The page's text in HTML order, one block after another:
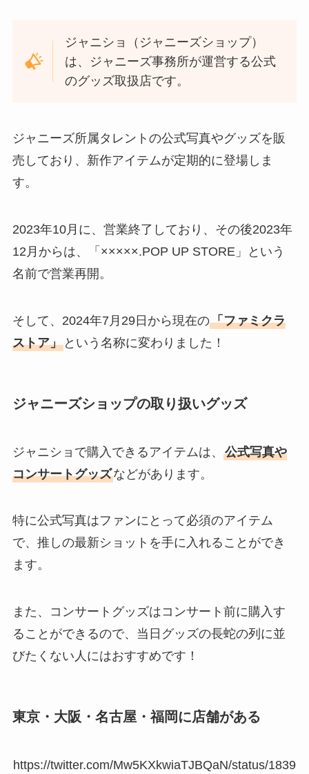
キンプリの買取はいくら？まんだ
らけ・ブックオフ・駿河屋などお
すすめの買取店は？
関ジャニのメンバーカラー一覧！
初期メンの色や黄色ピンク赤は
誰？決め方も紹介
ジャニショ（ジャニーズショップ）
は、ジャニーズ事務所が運営する公式
のグッズ取扱店です。
ジャニーズ所属タレントの公式写真やグッズを販
売しており、新作アイテムが定期的に登場しま
す。
2023年10月に、営業終了しており、その後2023年
12月からは、「×××××.POP UP STORE」という
名前で営業再開。
そして、2024年7月29日から現在の「ファミクラ
ストア」という名称に変わりました！
ジャニーズショップの取り扱いグッズ
ジャニショで購入できるアイテムは、 公式写真や
コンサートグッズなどがあります。
特に公式写真はファンにとって必須のアイテム
で、推しの最新ショットを手に入れることができ
ます。
また、コンサートグッズはコンサート前に購入す
ることができるので、当日グッズの長蛇の列に並
びたくない人にはおすすめです！
東京・大阪・名古屋・福岡に店舗がある
https://twitter.com/Mw5KXkwiaTJBQaN/status/1839